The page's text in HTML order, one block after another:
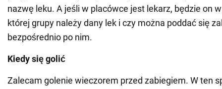
nazwę leku. A jeśli w placówce jest lekarz, będzie on
której grupy należy dany lek i czy można poddać się
bezpośrednio po nim.
Kiedy się golić
Zalecam golenie wieczorem przed zabiegiem. W ten